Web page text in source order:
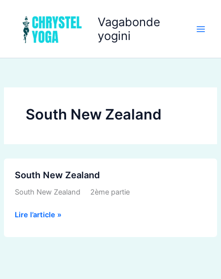
contenu
Vagabonde
yogini
South New Zealand
South New Zealand
South New Zealand 2ème partie
New
Zealand
Lire l’article »